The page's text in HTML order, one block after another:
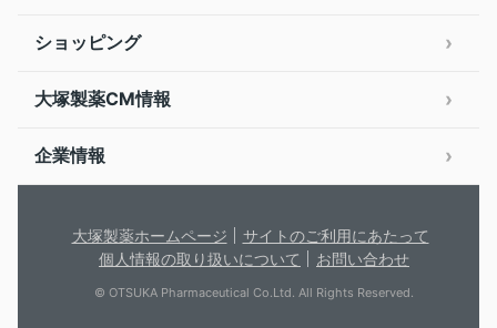
ショッピング
大塚製薬CM情報
企業情報
大塚製薬ホームページ
サイトのご利用にあたって
個人情報の取り扱いについて
お問い合わせ
© OTSUKA Pharmaceutical Co.Ltd. All Rights Reserved.